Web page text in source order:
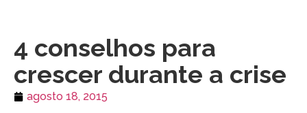
4 conselhos para
crescer durante a crise
agosto 18, 2015